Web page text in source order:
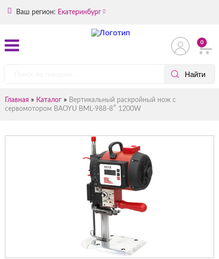
Ваш регион: Екатеринбург
0
Главная » Каталог » Вертикальный раскройный нож с
сервомотором BAOYU BML-988-8″ 1200W